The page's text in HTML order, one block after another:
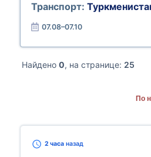
Транспорт:
07.08–07.10
Найдено 0, на странице: 25
По
2 часа назад